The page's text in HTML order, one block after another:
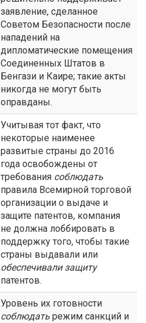
заявление, сделанное
Советом Безопасности после
нападений на
дипломатические помещения
Соединенных Штатов в
Бенгази и Каире; такие акты
никогда не могут быть
оправданы.
Учитывая тот факт, что
некоторые наименее
развитые страны до 2016
года освобождены от
требования соблюдать
правила Всемирной торговой
организации о выдаче и
защите патентов, компания
не должна лоббировать в
поддержку того, чтобы такие
страны выдавали или
обеспечивали защиту
патентов.
Уровень их готовности
соблюдать режим санкций и